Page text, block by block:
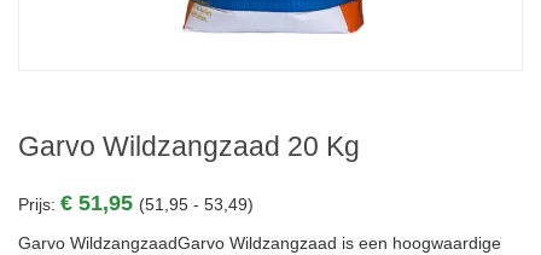
Garvo Wildzangzaad 20 Kg
Prijs: € 51,95 (51,95 - 53,49)
Garvo WildzangzaadGarvo Wildzangzaad is een hoogwaardige